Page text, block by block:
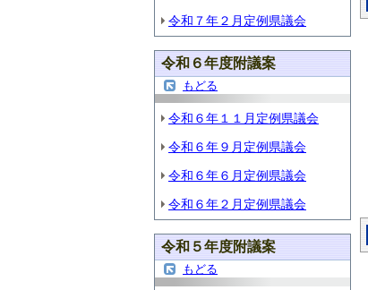
令和７年２月定例県議会
令和６年度附議案
もどる
令和６年１１月定例県議会
令和６年９月定例県議会
令和６年６月定例県議会
令和６年２月定例県議会
令和５年度附議案
もどる